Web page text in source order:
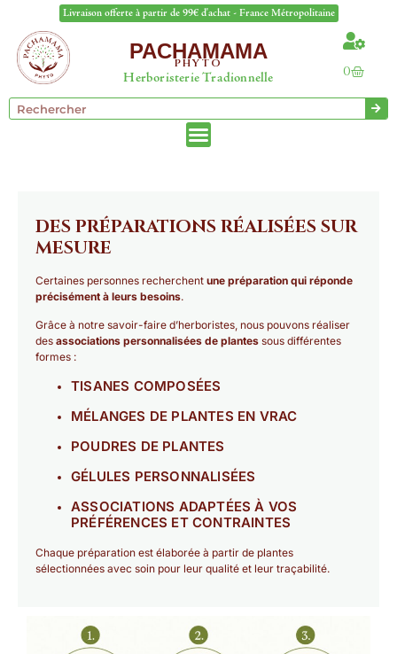
Livraison offerte à partir de 99€ d'achat - France Métropolitaine
PACHAMAMA
PHYTO
Herboristerie Tradionnelle 0
DES PRÉPARATIONS RÉALISÉES SUR
MESURE
Certaines personnes recherchent une préparation qui réponde
précisément à leurs besoins.
Grâce à notre savoir-faire d’herboristes, nous pouvons réaliser
des associations personnalisées de plantes sous différentes
formes :
TISANES COMPOSÉES
MÉLANGES DE PLANTES EN VRAC
POUDRES DE PLANTES
GÉLULES PERSONNALISÉES
ASSOCIATIONS ADAPTÉES À VOS
PRÉFÉRENCES ET CONTRAINTES
Chaque préparation est élaborée à partir de plantes
sélectionnées avec soin pour leur qualité et leur traçabilité.